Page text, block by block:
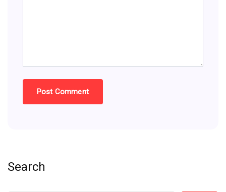
Search